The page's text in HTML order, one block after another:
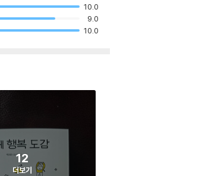
10.0
9.0
10.0
12
더보기